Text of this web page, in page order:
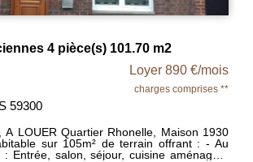
4 pièce(s) 101.70 m2
Loyer 890 €/mois
charges comprises **
59300
A LOUER Quartier Rhonelle, Maison 1930
sur 105m² de terrain offrant : - Au
Entrée, salon, séjour, cuisine aménagée/